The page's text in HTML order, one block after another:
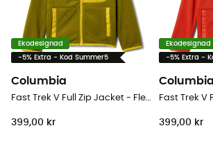
Ekodesignad
-5% Extra - Kod Summer5
Columbia
Fast Trek V Full Zip Jacket - Fleecetröjor - Børn
399,00 kr
Ekodesignad
-5% Extra -
Columbia
399,00 kr